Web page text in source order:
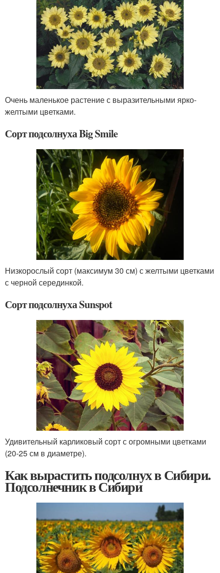
Очень маленькое растение с выразительными ярко-
желтыми цветками.
Сорт подсолнуха Big Smile
Низкорослый сорт (максимум 30 см) с желтыми цветками
с черной серединкой.
Сорт подсолнуха Sunspot
Удивительный карликовый сорт с огромными цветками
(20-25 см в диаметре).
Как вырастить подсолнух в Сибири.
Подсолнечник в Сибири